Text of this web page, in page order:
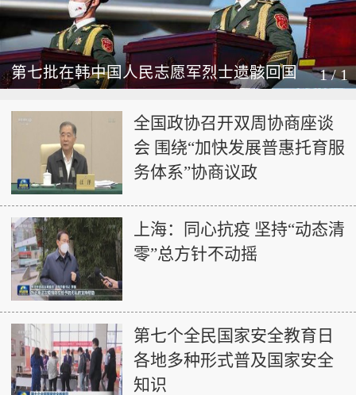
第七批在韩中国人民志愿军烈士遗骸回国 1 / 1
全国政协召开双周协商座谈
会 围绕“加快发展普惠托育服
务体系”协商议政
上海：同心抗疫 坚持“动态清
零”总方针不动摇
第七个全民国家安全教育日
各地多种形式普及国家安全
知识